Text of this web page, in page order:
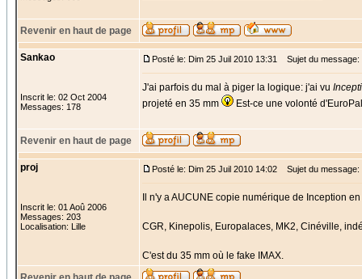
Revenir en haut de page
Sankao
Inscrit le: 02 Oct 2004
Messages: 178
Posté le: Dim 25 Juil 2010 13:31 Sujet du message:
J'ai parfois du mal à piger la logique: j'ai vu
projeté en 35 mm
Est-ce une volonté
Revenir en haut de page
proj
Inscrit le: 01 Aoû 2006
Messages: 203
Localisation: Lille
Posté le: Dim 25 Juil 2010 14:02 Sujet du message:
Il n'y a AUCUNE copie numérique de Inception
CGR, Kinepolis, Europalaces, MK2, Cinéville,
C'est du 35 mm où le fake IMAX.